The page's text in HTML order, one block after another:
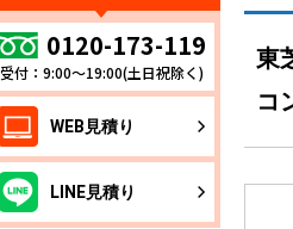
メーカーから選ぶ
ダイキン
三菱電機
日立
東芝
パナソニック
東
コ
0120-173-119
受付：9:00～19:00(土日祝除く)
WEB見積り
LINE見積り